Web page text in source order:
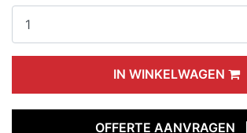
IN WINKELWAGEN
OFFERTE AANVRAGEN